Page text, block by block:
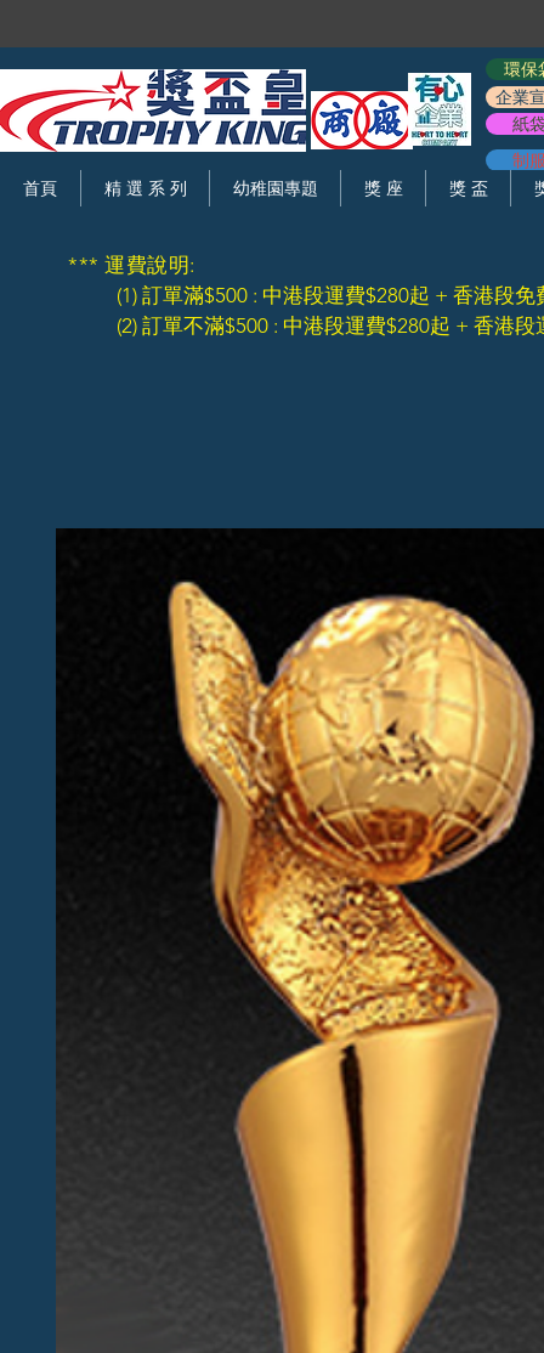
首頁 精 選 系 列 幼稚園專題 獎 座 獎 盃
環保
企業
紙
制
*** 運費說明:
(1) 訂單滿$500 : 中港段運費$280起 + 香港段免
(2) 訂單不滿$500 : 中港段運費$280起 + 香港段